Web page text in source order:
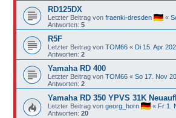
RD125DX
Letzter Beitrag von fraenki-dresden «
Antworten: 5
R5F
Letzter Beitrag von TOM66« Di 15. Apr
Antworten: 2
Yamaha RD 400
Letzter Beitrag von TOM66« So 17. Nov
Antworten: 2
Yamaha RD 350 YPVS 31K
Letzter Beitrag von georg_horn « Fr 1.
Antworten: 20